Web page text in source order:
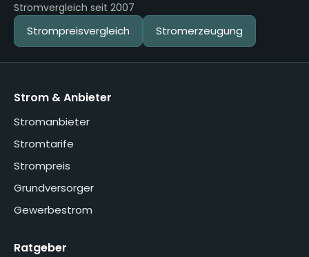
Stromvergleich seit 2007
Strompreisvergleich Stromerzeugung
Strom & Anbieter
Stromanbieter
Stromtarife
Strompreis
Grundversorger
Gewerbestrom
Ratgeber